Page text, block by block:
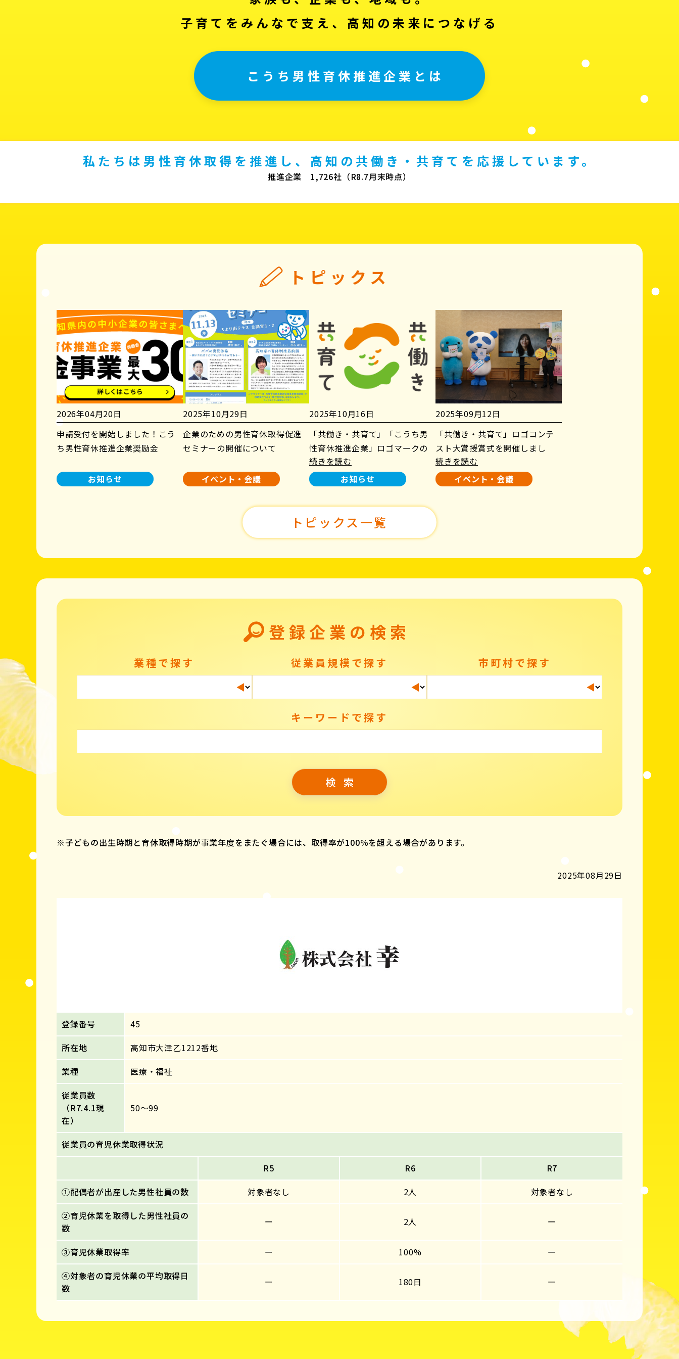
子育てをみんなで支え、高知の未来につなげる
こうち男性育休推進企業とは
私たちは男性育休取得を推進し、高知の共働き・共育てを応援しています。
推進企業 1,726社（R8.7月末時点）
トピックス
2026年04月20日
申請受付を開始しました！こう
ち男性育休推進企業奨励金
お知らせ
2025年10月29日
企業のための男性育休取得促進
セミナーの開催について
イベント・会議
2025年10月16日
「共働き・共育て」「こうち男
性育休推進企業」ロゴマークの
使用について
続きを読む
お知らせ
2025年09月12日
「共働き・共育て」ロゴコンテ
スト大賞授賞式を開催しまし
た！
続きを読む
イベント・会議
トピックス一覧
登録企業の検索
業種で探す 従業員規模で探す 市町村で探す
キーワードで探す
※子どもの出生時期と育休取得時期が事業年度をまたぐ場合には、取得率が100％を超える場合があります。
2025年08月29日
登録番号
45
所在地
高知市大津乙1212番地
業種
医療・福祉
従業員数
（R7.4.1現
在）
50～99
従業員の育児休業取得状況
R5
R6
R7
①配偶者が出産した男性社員の数
対象者なし 2人
対象者なし
②育児休業を取得した男性社員の
数
ー 2人 ー
③育児休業取得率 ー 100%
ー
④対象者の育児休業の平均取得日
数
ー 180日 ー